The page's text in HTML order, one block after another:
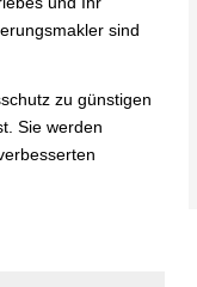
sind
zu günstigen
Sie werden